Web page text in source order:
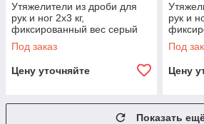
Утяжелители из дроби для
рук и ног 2х3 кг,
фиксированный вес серый
Под заказ
Цену уточняйте
рук и
Под
Цену
Показать